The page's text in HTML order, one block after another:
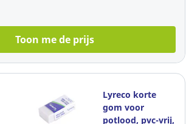
Toon me de prijs
Lyreco korte
gom voor
potlood, pvc-vrij,